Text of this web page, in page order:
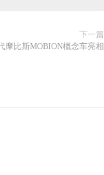
下一篇
摩比斯MOBION概念车亮相